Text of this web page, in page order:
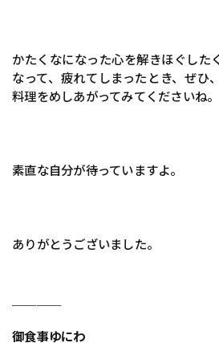
かたくなになった心を解きほぐした
なって、疲れてしまったとき、ぜひ
料理をめしあがってみてくださいね。
素直な自分が待っていますよ。
ありがとうございました。
御食事ゆにわ